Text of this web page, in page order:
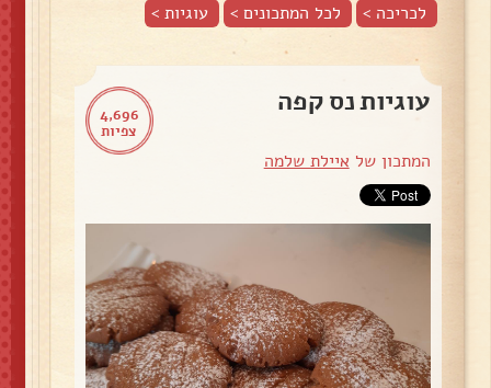
לכריכה > לכל המתכונים > עוגיות>
4,696
צפיות
עוגיות נס קפה
המתכון של איילת שלמה